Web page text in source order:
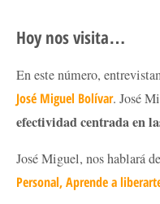
Hoy nos visita…
En este número,
José Miguel Bolívar. José
efectividad centrada en
José Miguel, nos hablará
Personal, Aprende a